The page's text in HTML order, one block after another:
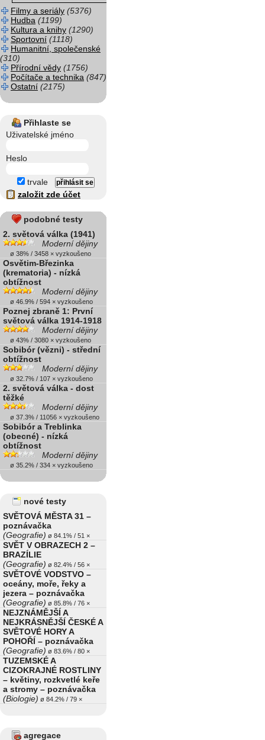
Filmy a seriály (5376)
Hudba (1199)
Kultura a knihy (1290)
Sportovní (1118)
Humanitní, společenské
(310)
Přírodní vědy (1756)
Počítače a technika (847)
Ostatní (2175)
Přihlaste se
Uživatelské jméno
Heslo
trvale
založit zde účet
podobné testy
2. světová válka (1941)
Moderní dějiny
ø 38% / 3458 × vyzkoušeno
Osvětim-Březinka
(krematoria) - nízká
obtížnost
Moderní dějiny
ø 46.9% / 594 × vyzkoušeno
Poznej zbraně 1: První
světová válka 1914-1918
Moderní dějiny
ø 43% / 3080 × vyzkoušeno
Sobibór (vězni) - střední
obtížnost
Moderní dějiny
ø 32.7% / 107 × vyzkoušeno
2. světová válka - dost
těžké
Moderní dějiny
ø 37.3% / 11056 × vyzkoušeno
Sobibór a Treblinka
(obecné) - nízká
obtížnost
Moderní dějiny
ø 35.2% / 334 × vyzkoušeno
nové testy
SVĚTOVÁ MĚSTA 31 –
poznávačka
(Geografie) ø 84.1% / 51 ×
SVĚT V OBRAZECH 2 –
BRAZÍLIE
(Geografie) ø 82.4% / 56 ×
SVĚTOVÉ VODSTVO –
oceány, moře, řeky a
jezera – poznávačka
(Geografie) ø 85.8% / 76 ×
NEJZNÁMĚJŠÍ A
NEJKRÁSNĚJŠÍ ČESKÉ A
SVĚTOVÉ HORY A
POHOŘÍ – poznávačka
(Geografie) ø 83.6% / 80 ×
TUZEMSKÉ A
CIZOKRAJNÉ ROSTLINY
– květiny, rozkvetlé keře
a stromy – poznávačka
(Biologie) ø 84.2% / 79 ×
agregace